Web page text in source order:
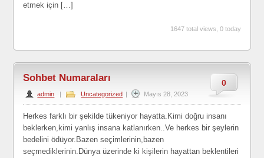
etmek için […]
1647 total views, 0 today
0
Sohbet Numaraları
admin | Uncategorized | Mayıs 28, 2023
Herkes farklı bir şekilde tükeniyor hayatta.Kimi doğru insanı
beklerken,kimi yanlış insana katlanırken..Ve herkes bir şeylerin
bedelini ödüyor.Bazen seçimlerinin,bazen
seçmediklerinin.Dünya üzerinde ki kişilerin hayattan beklentileri